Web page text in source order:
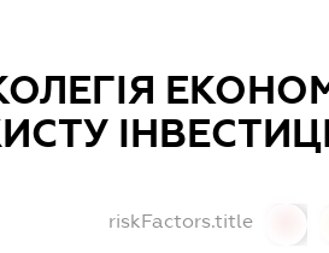
riskFactors.title